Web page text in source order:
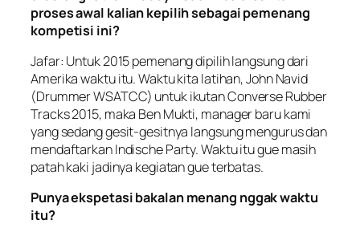
proses awal kalian kepilih sebagai pemenang
kompetisi ini?
Jafar: Untuk 2015 pemenang dipilih langsung dari
Amerika waktu itu. Waktu kita latihan, John Navid
(Drummer WSATCC) untuk ikutan Converse Rubber
Tracks 2015, maka Ben Mukti, manager baru kami
yang sedang gesit-gesitnya langsung mengurus dan
mendaftarkan Indische Party. Waktu itu gue masih
patah kaki jadinya kegiatan gue terbatas.
Punya ekspetasi bakalan menang nggak waktu
itu?